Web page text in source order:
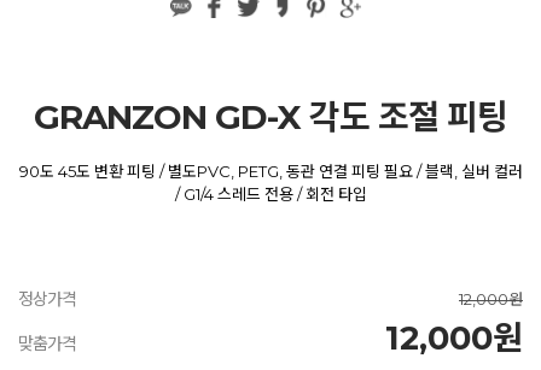
GRANZON GD-X 각도 조절 피팅
90도 45도 변환 피팅 / 별도PVC, PETG, 동관 연결 피팅 필요 / 블랙, 실버 컬러
/ G1/4 스레드 전용 / 회전 타입
정상가격 12,000원
맞춤가격 12,000원